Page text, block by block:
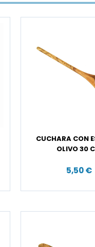
CUCHARA CON
OLIVO 30
5,50 €